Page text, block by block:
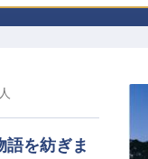
語を紡ぎま